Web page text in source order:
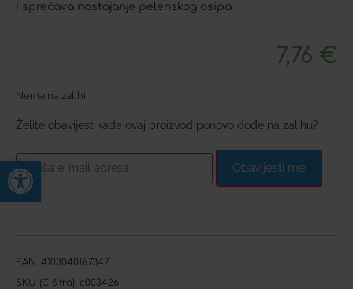
Open toolbar
i sprečava nastajanje pelenskog osipa
7,76 €
Nema na zalihi
Želite obavijest kada ovaj proizvod ponovo dođe na zalihu?
Obavijesti me
EAN: 4103040167347
SKU (C šifra): c003426